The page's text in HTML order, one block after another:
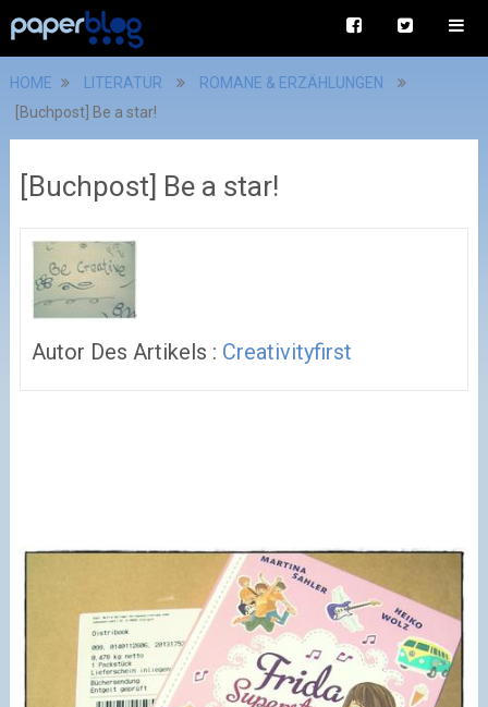
HOME LITERATUR
ROMANE & ERZÄHLUNGEN
[Buchpost] Be a star!
[Buchpost] Be a star!
Autor Des Artikels : Creativityfirst